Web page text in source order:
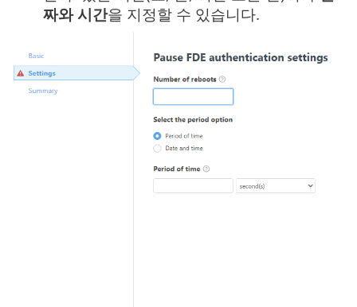
짜와 시간을 지정할 수 있습니다.